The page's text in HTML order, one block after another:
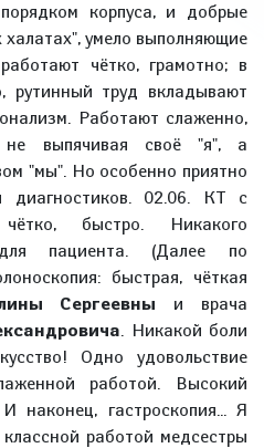
корпуса, и добрые
умело выполняющие
чётко, грамотно; в
рутинный труд вкладывают
Работают слаженно,
выпячивая своё "я", а
"мы". Но особенно приятно
диагностиков. 02.06. КТ с
быстро. Никакого
пациента. (Далее по
быстрая, чёткая
Сергеевны и врача
. Никакой боли
Одно удовольствие
работой. Высокий
наконец, гастроскопия... Я
работой медсестры